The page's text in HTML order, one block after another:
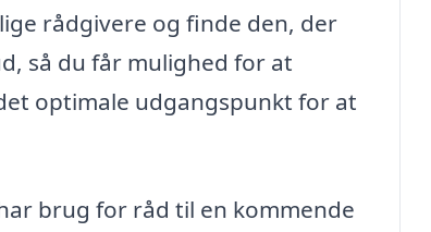
rådgivere og finde den, der
så du får mulighed for at
optimale udgangspunkt for at
brug for råd til en kommende